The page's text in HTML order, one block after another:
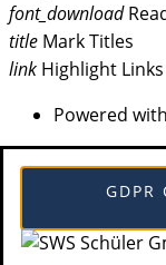
font_download
title Mark Titles
link Highlight
Powered with
GDPR